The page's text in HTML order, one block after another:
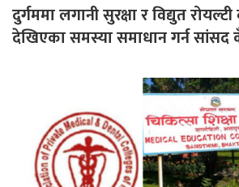
दुर्गममा लगानी सुरक्षा र विद्युत
देखिएका समस्या समाधान गर्न